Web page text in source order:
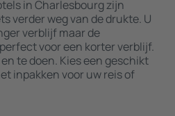
in Charlesbourg zijn
verder weg van de drukte. U
verblijf maar de
voor een korter verblijf.
te doen. Kies een geschikt
inpakken voor uw reis of